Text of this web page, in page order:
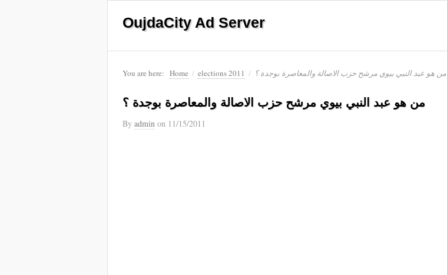
OujdaCity Ad Server
You are here: Home / elections 2011 / من هو عبد النبي بيوي مرشح حزب الاصالة والمعاصرة بوجدة ؟
من هو عبد النبي بيوي مرشح حزب الاصالة والمعاصرة بوجدة ؟
By admin on 11/15/2011